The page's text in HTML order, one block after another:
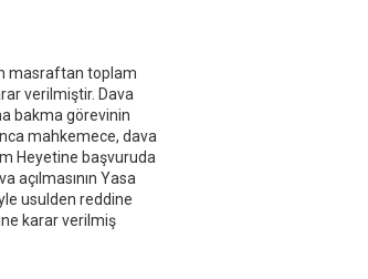
masraftan toplam
verilmiştir. Dava
bakma görevinin
mahkemece, dava
Heyetine başvuruda
açılmasının Yasa
usulden reddine
karar verilmiş